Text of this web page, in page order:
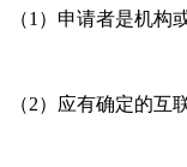
（1）申请者是机构
（2）应有确定的互